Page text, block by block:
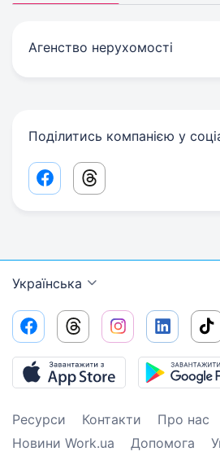
Агенство нерухомості
Поділитись компанією у
Facebook share link
Threads share link
Українська
Ресурси Контакти Про нас
Новини Work.ua
Допомога